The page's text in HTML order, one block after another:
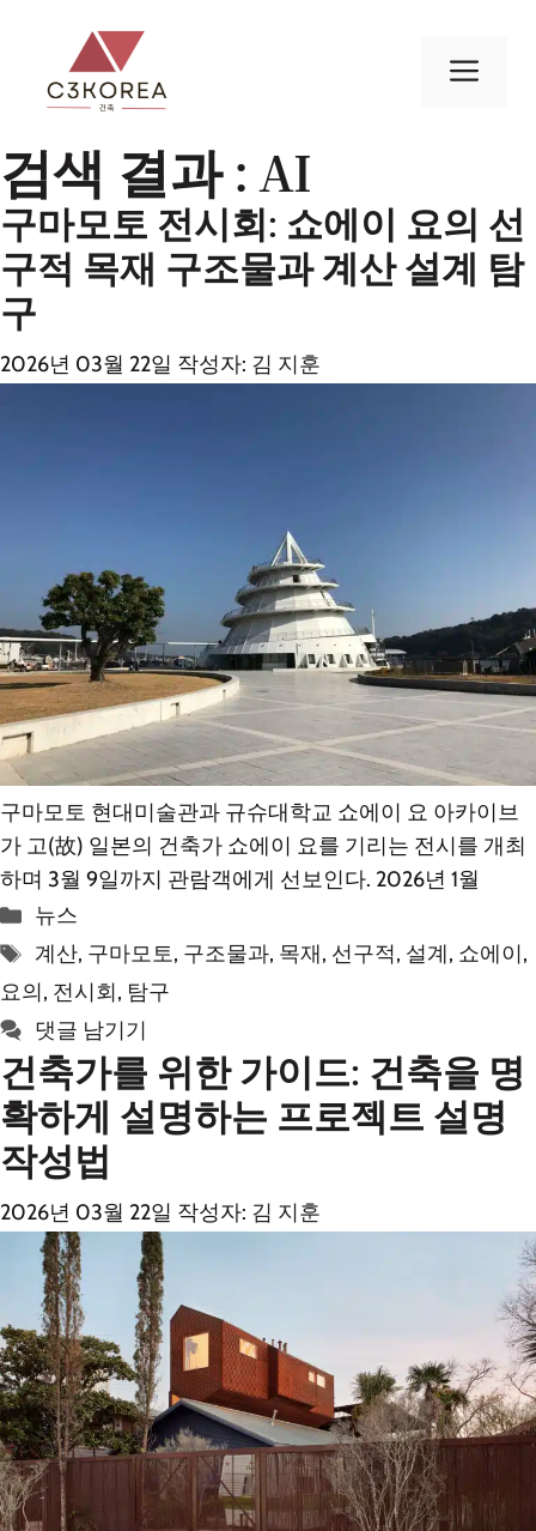
건
너
뛰
기
메
검색 결과 : AI
구마모토 전시회: 쇼에이 요의 선
구적 목재 구조물과 계산 설계 탐
구
2026년 03월 22일 작성자: 김 지훈
구마모토 현대미술관과 규슈대학교 쇼에이 요 아카이브
가 고(故) 일본의 건축가 쇼에이 요를 기리는 전시를 개최
하며 3월 9일까지 관람객에게 선보인다. 2026년 1월
카
테
리
뉴스
태
그
계산, 구마모토, 구조물과, 목재, 선구적, 설계, 쇼에이,
요의, 전시회, 탐구
댓글 남기기
건축가를 위한 가이드: 건축을 명
확하게 설명하는 프로젝트 설명
작성법
2026년 03월 22일 작성자: 김 지훈